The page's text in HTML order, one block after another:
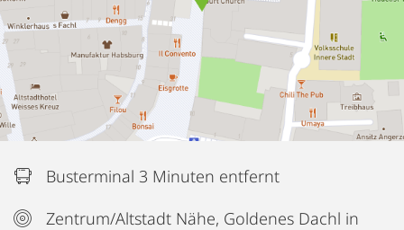
Busterminal 3 Minuten entfernt
Zentrum/Altstadt Nähe, Goldenes Dachl in